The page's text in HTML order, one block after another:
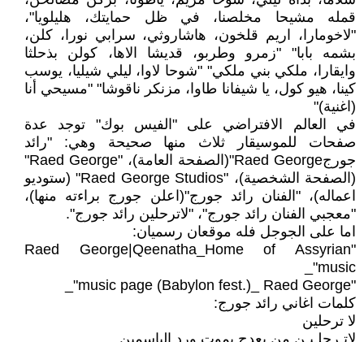
قمله مشيحا مخلصنا، في ظل حمايتك، هليلويا"،
"لاخومارا، اريم قلخون، هاشاروثي، سرابي نورا، كلن،
بشمه بابا" "زمرو وطربو، قديشا الاها، كولن بذحلثا
وايقارا، ملكي بني ملكي" "شوحا لاوا، ليلي شيليا، يوسب
كينا، هيو كول، يا شيفانا طاوا، مزنكر ناقوشا" "مسيحي أنا
(اغنية)"
في العالم الافتراضي على "الفيس بوك" توجد عدة
صفحات للموسيقار ثلاث منها صحيحة وهي: "رائد
جورجRaed George"(الصفحة العامة)، "Raed George"
(الصفحة الشخصية)، "Raed George Studios" (ستوديو
اعماله)، "الفنان رائد جورج"(اعلن جورج براءته منها)،
"معجبي الفنان رائد جورج"، "لاترحلين رائد جورج".
اما على الجوجل فله موقعان رسميان:
"Raed George|Qeenatha_Home of Assyrian
music"_
"music page (Babylon fest.)_ Raed George"_
كلمات اغاني رائد جورج:
لا ترحلين